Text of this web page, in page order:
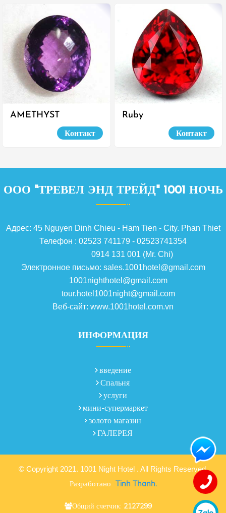
AMETHYST
Контакт
Ruby
Контакт
ООО "ТРЕВЕЛ ЭНД ТРЕЙД" 1001 НОЧЬ
Адрес: 45 Nguyen Dinh Chieu - Ham Tien - City. Phan Thiet
Телефон : 02523 741179 - 02523741354
0914 131 001 (Mr. Chi)
Электронное письмо: sales.1001hotel@gmail.com
1001nighthotel@gmail.com
tour.hotel1001night@gmail.com
Веб-сайт: www.1001hotel.com.vn
ИНФОРМАЦИЯ
введение
Спальня
услуги
мини-супермаркет
золото магазин
ГАЛЕРЕЯ
© Copyright 2021. 1001 Night Hotel . All Rights Reserved.
Разработано Tinh Thanh.
Общий счетчик: 2127299